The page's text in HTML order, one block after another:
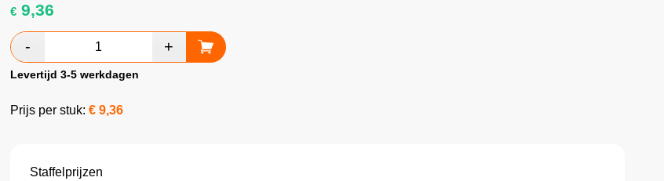
€9,36
Levertijd 3-5 werkdagen
Prijs per stuk: € 9,36
Staffelprijzen